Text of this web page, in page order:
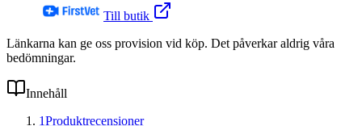
Till butik
Länkarna kan ge oss provision vid köp. Det påverkar aldrig våra
bedömningar.
Innehåll
1Produktrecensioner